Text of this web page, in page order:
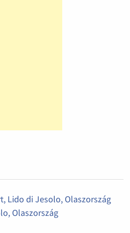
Lido di Jesolo, Olaszország
Olaszország